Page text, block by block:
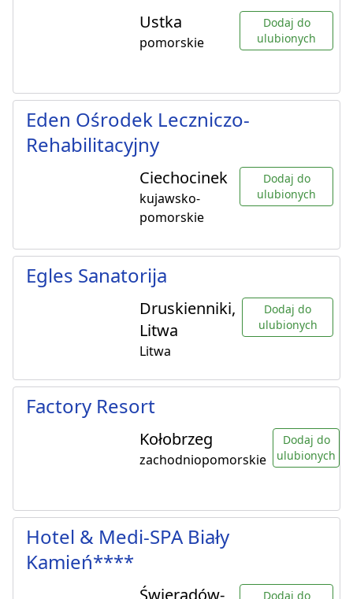
Ustka
pomorskie
Dodaj do
ulubionych
Eden Ośrodek Leczniczo-
Rehabilitacyjny
Ciechocinek
kujawsko-
pomorskie
Dodaj do
ulubionych
Egles Sanatorija
Druskienniki,
Litwa
Litwa
Dodaj do
ulubionych
Factory Resort
Kołobrzeg
zachodniopomorskie
Dodaj do
ulubionych
Hotel & Medi-SPA Biały
Kamień****
Dodaj do